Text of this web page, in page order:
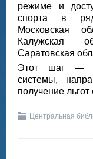
режиме и
спорта в
Московская
Калужская
Саратовская
Этот шаг —
системы,
получение
Центральная